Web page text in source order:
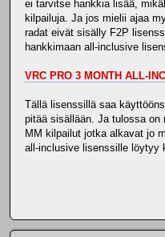
ei tarvitse hankkia lisää,
kilpailuja. Ja jos mielii ajaa
radat eivät sisälly F2P
hankkimaan all-inclusive
VRC PRO 3 MONTH ALL-
Tällä lisenssillä saa
pitää sisällään. Ja tulossa on
MM kilpailut jotka alkavat jo
all-inclusive lisenssille löytyy